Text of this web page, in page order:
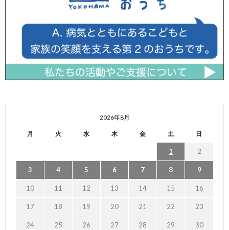
2026年8月
月 火 水 木 金 土 日
1 2
3 4 5 6 7 8 9
10 11 12 13 14 15 16
17 18 19 20 21 22 23
24 25 26 27 28 29 30